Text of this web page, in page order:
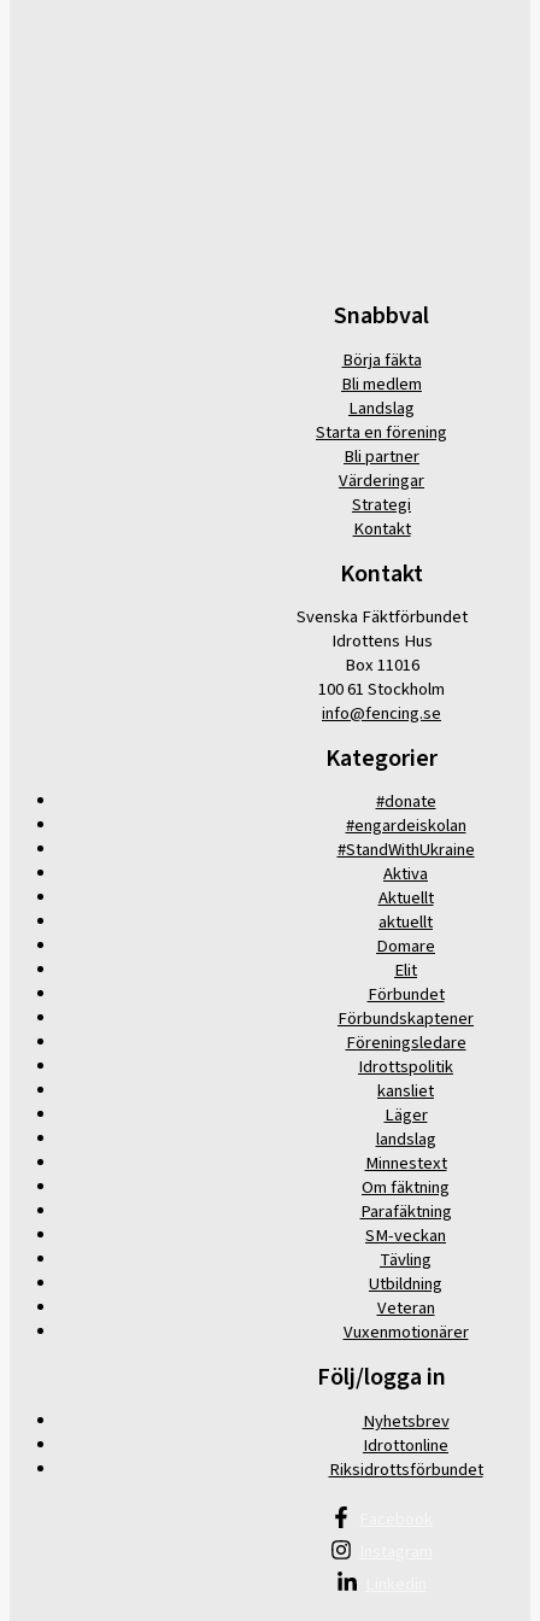
Snabbval
Börja fäkta
Bli medlem
Landslag
Starta en förening
Bli partner
Värderingar
Strategi
Kontakt
Kontakt
Svenska Fäktförbundet
Idrottens Hus
Box 11016
100 61 Stockholm
info@fencing.se
Kategorier
#donate
#engardeiskolan
#StandWithUkraine
Aktiva
Aktuellt
aktuellt
Domare
Elit
Förbundet
Förbundskaptener
Föreningsledare
Idrottspolitik
kansliet
Läger
landslag
Minnestext
Om fäktning
Parafäktning
SM-veckan
Tävling
Utbildning
Veteran
Vuxenmotionärer
Följ/logga in
Nyhetsbrev
Idrottonline
Riksidrottsförbundet